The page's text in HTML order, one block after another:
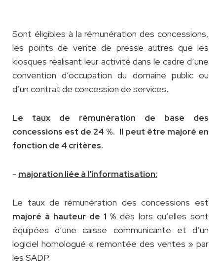
Sont éligibles à la rémunération des concessions,
les points de vente de presse autres que les
kiosques réalisant leur activité dans le cadre d’une
convention d’occupation du domaine public ou
d’un contrat de concession de services.
Le taux de rémunération de base des
concessions est de 24 %. Il peut être majoré en
fonction de 4 critères.
- majoration liée à l'informatisation:
Le taux de rémunération des concessions est
majoré à hauteur de 1 %dès lors qu’elles sont
équipées d’une caisse communicante et d’un
logiciel homologué « remontée des ventes » par
les SADP.